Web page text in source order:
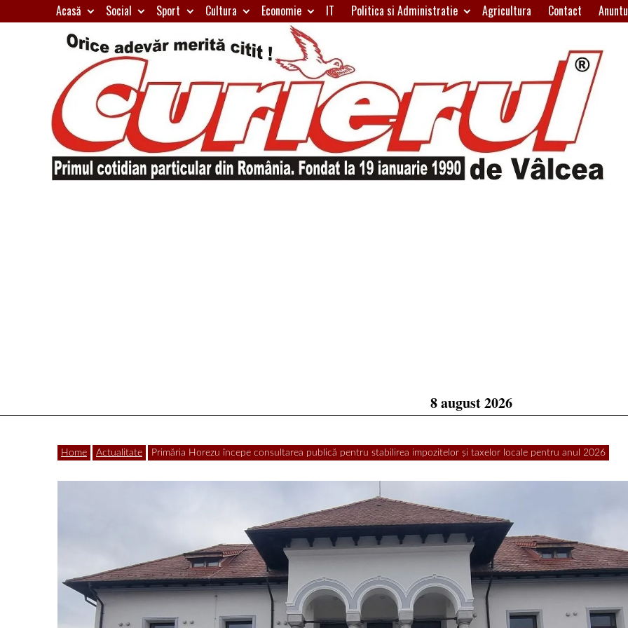
to
Acasă Social Sport Cultura Economie IT Politica si Administratie Agricultura Contact
8 august 2026
Home Actualitate Primăria Horezu începe consultarea publică pentru stabilirea impozitelor și taxelor locale pentru anul 2026